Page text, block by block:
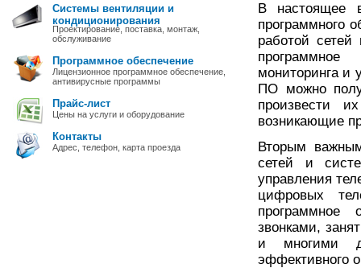
Системы вентиляции и
кондиционирования
Проектирование, поставка, монтаж,
обслуживание
Программное обеспечение
Лицензионное программное обеспечение,
антивирусные программы
Прайс-лист
Цены на услуги и оборудование
Контакты
Адрес, телефон, карта проезда
В настоящее
программного
работой
мониторинга и
ПО можно
произвести
возникающие
Вторым
сетей и
управления
цифровых
программное
звонками,
и многими
эффективного